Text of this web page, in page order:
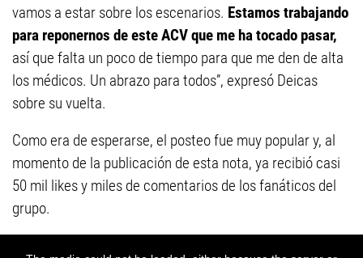
vamos a estar sobre los escenarios. Estamos trabajando
para reponernos de este ACV que me ha tocado pasar,
así que falta un poco de tiempo para que me den de alta
los médicos. Un abrazo para todos”, expresó Deicas
sobre su vuelta.
Como era de esperarse, el posteo fue muy popular y, al
momento de la publicación de esta nota, ya recibió casi
50 mil likes y miles de comentarios de los fanáticos del
grupo.